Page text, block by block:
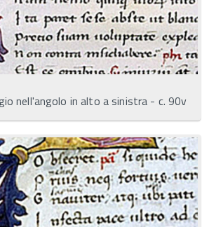
nell'angolo in alto a sinistra - c. 90v